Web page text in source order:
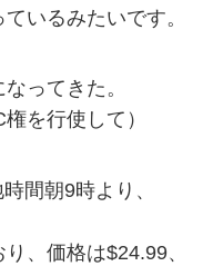
いるみたいです。
ってきた。
を行使して）
間朝9時より、
、価格は$24.99、